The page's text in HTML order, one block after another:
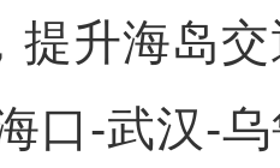
提升海岛
口-武汉-